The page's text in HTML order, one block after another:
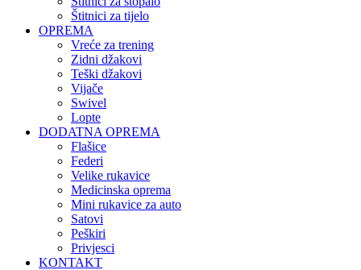
Štitnici za tijelo
OPREMA
Vreće za trening
Zidni džakovi
Teški džakovi
Vijače
Swivel
Lopte
DODATNA OPREMA
Flašice
Federi
Velike rukavice
Medicinska oprema
Mini rukavice za auto
Satovi
Peškiri
Privjesci
KONTAKT